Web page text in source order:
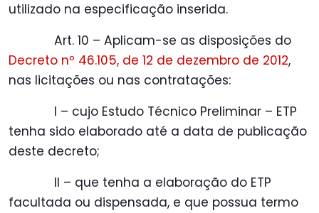
utilizado na especificação inserida.
Art. 10 – Aplicam-se as disposições do
Decreto nº 46.105, de 12 de dezembro de 2012,
nas licitações ou nas contratações:
I – cujo Estudo Técnico Preliminar – ETP
tenha sido elaborado até a data de publicação
deste decreto;
II – que tenha a elaboração do ETP
facultada ou dispensada, e que possua termo